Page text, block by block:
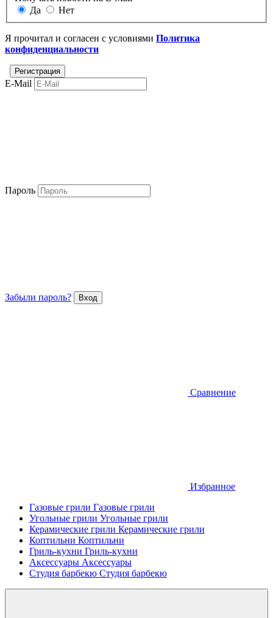
Да
Нет
Я прочитал и согласен с условиями Политика
конфиденциальности
E-Mail
Пароль
Забыли пароль?
Сравнение
Избранное
Газовые грили Газовые грили
Угольные грили Угольные грили
Керамические грили Керамические грили
Коптильни Коптильни
Гриль-кухни Гриль-кухни
Аксессуары Аксессуары
Студия барбекю Студия барбекю